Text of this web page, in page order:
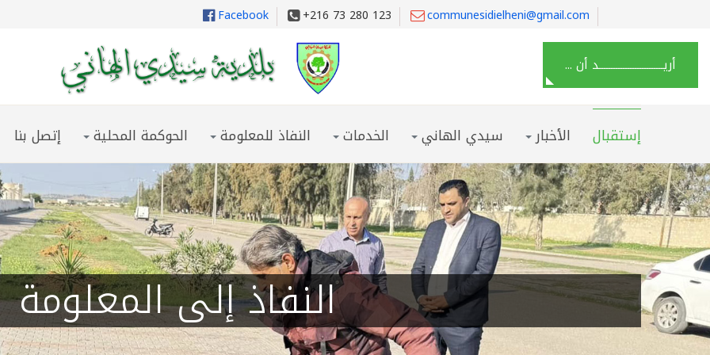
Facebook +216 73 280 123 communesidielheni@gmail.com
أريـــــــــــــــــــــــــــد أن ...
إستقبال الأخبار سيدي الهاني الخدمات النفاذ للمعلومة الحوكمة المحلية إتصل بنا
النفاذ إلى المعلومة